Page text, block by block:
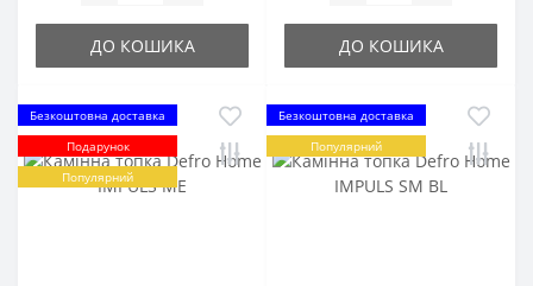
ДО КОШИКА ДО КОШИКА
Безкоштовна доставка
Подарунок
Популярний
Безкоштовна доставка
Популярний